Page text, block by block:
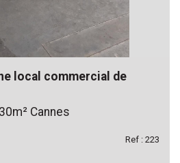
local commercial de
Cannes
Ref : 223